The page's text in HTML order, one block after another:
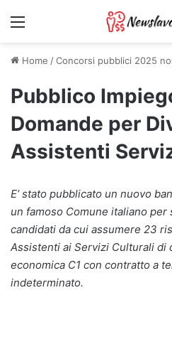
Menu
Home /Concorsi pubblici 2025
Pubblico
Domande per
Assistenti
E’ stato pubblicato un nuovo
un famoso Comune italiano
candidati da cui assumere 23
Assistenti ai Servizi Culturali di
economica C1 con contratto a
indeterminato.